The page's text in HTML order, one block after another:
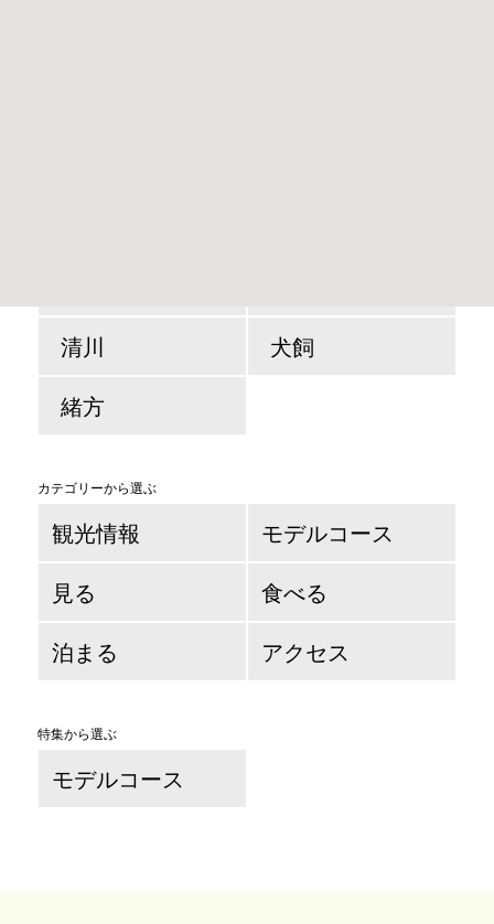
清川
犬飼
緒方
カテゴリーから選ぶ
観光情報
モデルコース
見る
食べる
泊まる
アクセス
特集から選ぶ
モデルコース